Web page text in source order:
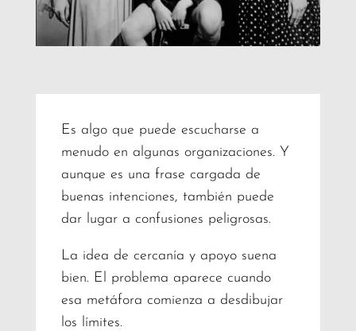
Es algo que puede escucharse a
menudo en algunas organizaciones. Y
aunque es una frase cargada de
buenas intenciones, también puede
dar lugar a confusiones peligrosas.
La idea de cercanía y apoyo suena
bien. El problema aparece cuando
esa metáfora comienza a desdibujar
los límites.